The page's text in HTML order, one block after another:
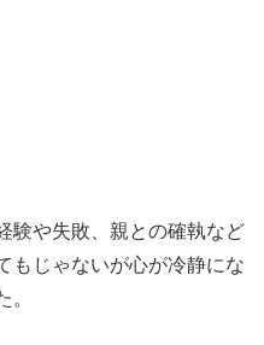
験や失敗、親との確執など
もじゃないが心が冷静にな
。